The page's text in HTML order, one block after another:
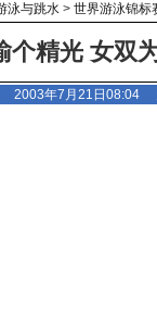
泳与跳水 > 世界游泳锦标
个精光 女双
2003年7月21日08:04